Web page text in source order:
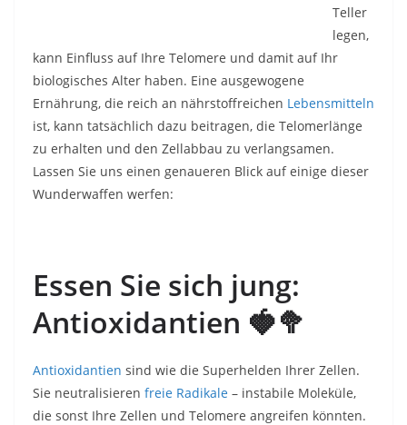
Teller
legen,
kann Einfluss auf Ihre Telomere und damit auf Ihr
biologisches Alter haben. Eine ausgewogene
Ernährung, die reich an nährstoffreichen Lebensmitteln
ist, kann tatsächlich dazu beitragen, die Telomerlänge
zu erhalten und den Zellabbau zu verlangsamen.
Lassen Sie uns einen genaueren Blick auf einige dieser
Wunderwaffen werfen:
Essen Sie sich jung:
Antioxidantien 🍓🥦
Antioxidantien sind wie die Superhelden Ihrer Zellen.
Sie neutralisieren freie Radikale – instabile Moleküle,
die sonst Ihre Zellen und Telomere angreifen könnten.